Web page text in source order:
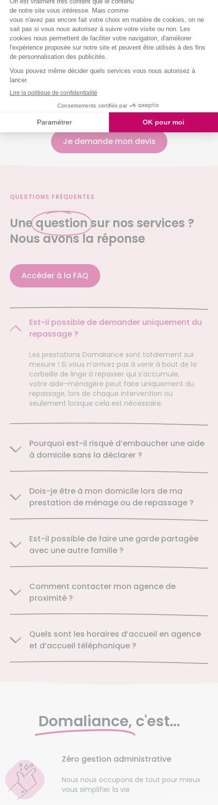
Entretenir vos sanitaires
Nettoyer vos vitres
Laver votre vaisselle
Et même arroser vos plantes !
Nous intervenons chez vous à partir de 2h
Je demande mon devis
QUESTIONS FRÉQUENTES
Une question sur nos services ?
Nous avons la réponse
Accéder à la FAQ
Est-il possible de demander uniquement du
repassage ?
Les prestations Domaliance sont totalement sur
mesure ! Si vous n’arrivez pas à venir à bout de la
corbeille de linge à repasser qui s’accumule,
votre aide-ménagère peut faire uniquement du
repassage, lors de chaque intervention ou
seulement lorsque cela est nécessaire.
Pourquoi est-il risqué d’embaucher une aide
à domicile sans la déclarer ?
Dois-je être à mon domicile lors de ma
prestation de ménage ou de repassage ?
Est-il possible de faire une garde partagée
avec une autre famille ?
Comment contacter mon agence de
proximité ?
Quels sont les horaires d’accueil en agence
et d’accueil téléphonique ?
Domaliance, c'est...
Zéro gestion administrative
Nous nous occupons de tout pour mieux
vous simplifier la vie